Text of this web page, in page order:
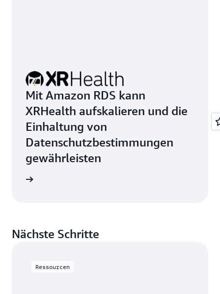
Mit Amazon RDS kann
XRHealth aufskalieren und die
Einhaltung von
Datenschutzbestimmungen
gewährleisten
Nächste Schritte
Ressourcen